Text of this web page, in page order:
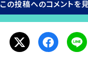
この投稿へのコメントを